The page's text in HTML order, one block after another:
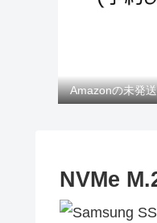
Amazonの未発
NVMe